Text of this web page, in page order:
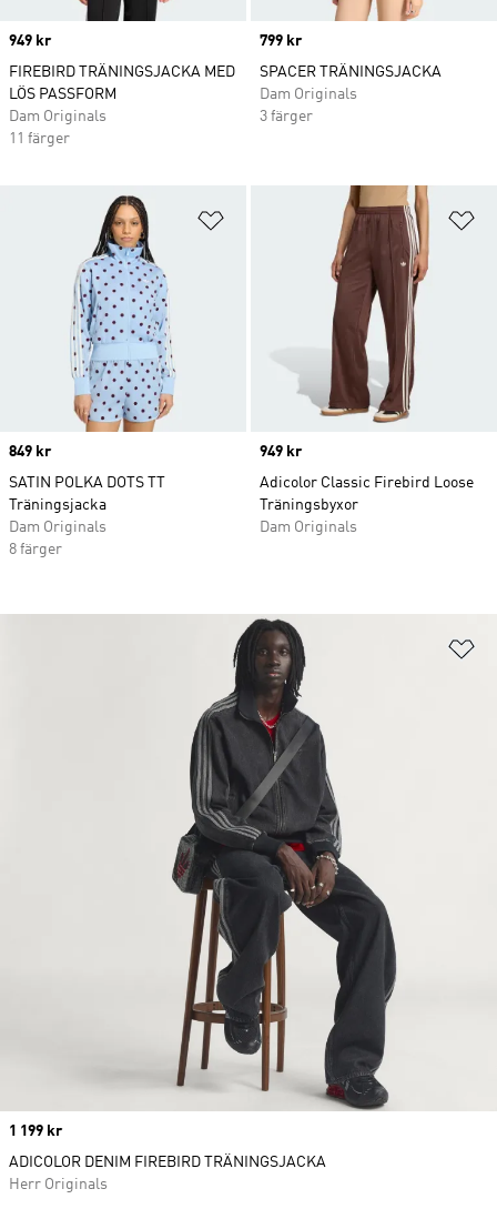
Price
949 kr
FIREBIRD TRÄNINGSJACKA MED
LÖS PASSFORM
Dam Originals
11 färger
Price
799 kr
SPACER TRÄNINGSJACKA
Dam Originals
3 färger
Lägg till på önskelistan
Price
849 kr
SATIN POLKA DOTS TT
Träningsjacka
Dam Originals
8 färger
Price
949 kr
Adicolor Classic Firebird Loose
Träningsbyxor
Dam Originals
Price
1 199 kr
ADICOLOR DENIM FIREBIRD TRÄNINGSJACKA
Herr Originals